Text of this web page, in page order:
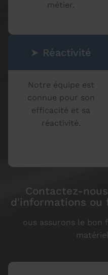
métier.
➤ Réactivité
Notre équipe est
connue pour son
efficacité et sa
réactivité.
Contactez-
d'informations ou
ous assurons le bon